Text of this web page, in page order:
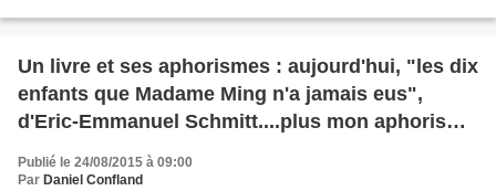
Un livre et ses aphorismes : aujourd'hui, "les dix
enfants que Madame Ming n'a jamais eus",
d'Eric-Emmanuel Schmitt....plus mon aphorisme
Publié le 24/08/2015 à 09:00
Par Daniel Confland